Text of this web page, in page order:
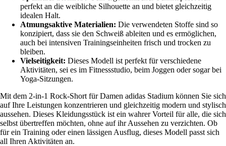
perfekt an die weibliche Silhouette an und bietet gleichzeitig
idealen Halt.
Atmungsaktive Materialien: Die verwendeten Stoffe sind so
konzipiert, dass sie den Schweiß ableiten und es ermöglichen,
auch bei intensiven Trainingseinheiten frisch und trocken zu
bleiben.
Vielseitigkeit: Dieses Modell ist perfekt für verschiedene
Aktivitäten, sei es im Fitnessstudio, beim Joggen oder sogar bei
Yoga-Sitzungen.
Mit dem 2-in-1 Rock-Short für Damen adidas Stadium können Sie sich
auf Ihre Leistungen konzentrieren und gleichzeitig modern und stylisch
aussehen. Dieses Kleidungsstück ist ein wahrer Vorteil für alle, die sich
selbst übertreffen möchten, ohne auf ihr Aussehen zu verzichten. Ob
für ein Training oder einen lässigen Ausflug, dieses Modell passt sich
all Ihren Aktivitäten an.